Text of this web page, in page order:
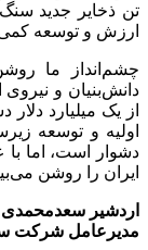
تن ذخایر جدید
ارزش و توسعه کمی
چشم‌انداز ما
از یک میلیارد
اولیه و توسعه
دشوار است، اما
ایران را روشن
اردشیر سعدمحمدی
مدیرعامل شرکت